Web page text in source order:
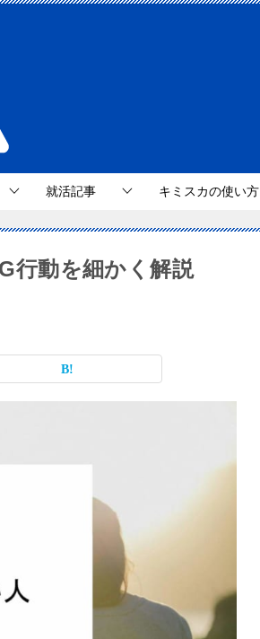
就活記事 キミスカの使い方
行動を細かく解説